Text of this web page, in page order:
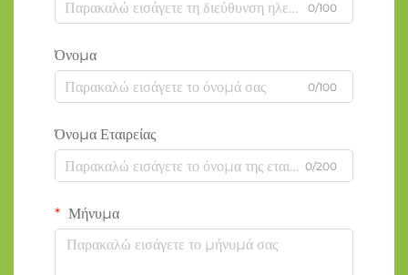
0/100
Όνομα
0/100
Όνομα Εταιρείας
0/200
Μήνυμα